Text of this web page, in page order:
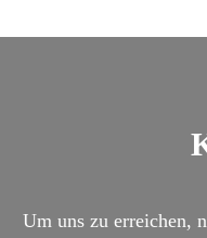
Um uns zu erreichen,